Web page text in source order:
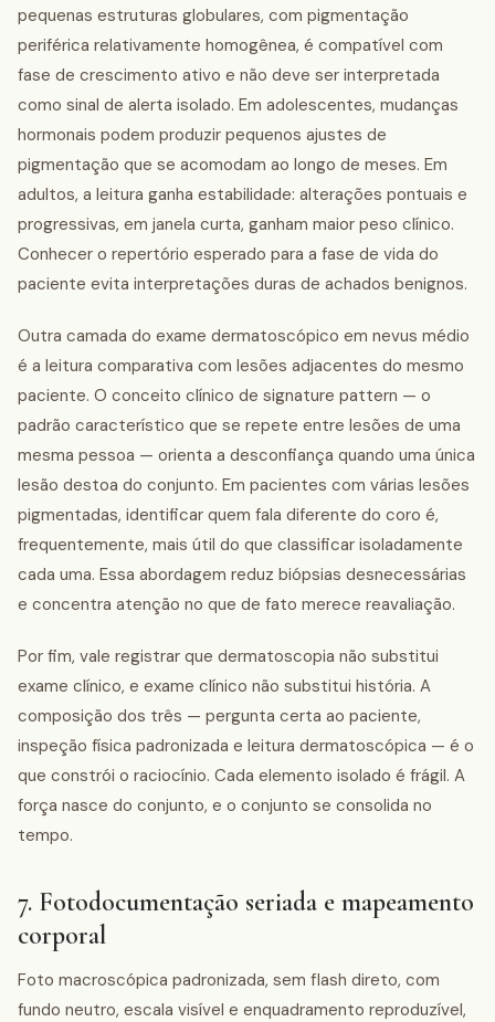
pequenas estruturas globulares, com pigmentação
periférica relativamente homogênea, é compatível com
fase de crescimento ativo e não deve ser interpretada
como sinal de alerta isolado. Em adolescentes, mudanças
hormonais podem produzir pequenos ajustes de
pigmentação que se acomodam ao longo de meses. Em
adultos, a leitura ganha estabilidade: alterações pontuais e
progressivas, em janela curta, ganham maior peso clínico.
Conhecer o repertório esperado para a fase de vida do
paciente evita interpretações duras de achados benignos.
Outra camada do exame dermatoscópico em nevus médio
é a leitura comparativa com lesões adjacentes do mesmo
paciente. O conceito clínico de signature pattern — o
padrão característico que se repete entre lesões de uma
mesma pessoa — orienta a desconfiança quando uma única
lesão destoa do conjunto. Em pacientes com várias lesões
pigmentadas, identificar quem fala diferente do coro é,
frequentemente, mais útil do que classificar isoladamente
cada uma. Essa abordagem reduz biópsias desnecessárias
e concentra atenção no que de fato merece reavaliação.
Por fim, vale registrar que dermatoscopia não substitui
exame clínico, e exame clínico não substitui história. A
composição dos três — pergunta certa ao paciente,
inspeção física padronizada e leitura dermatoscópica — é o
que constrói o raciocínio. Cada elemento isolado é frágil. A
força nasce do conjunto, e o conjunto se consolida no
tempo.
7. Fotodocumentação seriada e mapeamento
corporal
Foto macroscópica padronizada, sem flash direto, com
fundo neutro, escala visível e enquadramento reproduzível,